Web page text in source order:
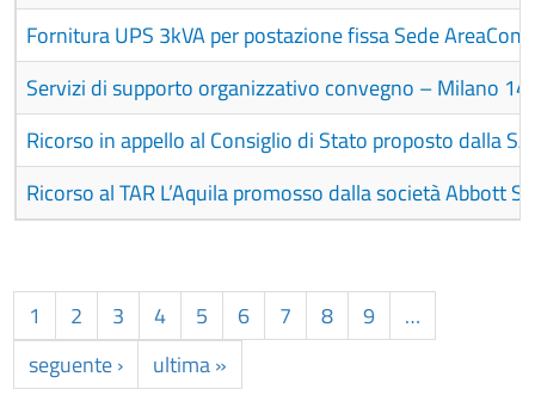
Fornitura UPS 3kVA per postazione fissa Sede
Servizi di supporto organizzativo convegno – Milano
Ricorso in appello al Consiglio di Stato proposto dalla
Ricorso al TAR L’Aquila promosso dalla società Abbott
1 2 3 4 5 6 7 8 9
…
seguente ›
ultima »